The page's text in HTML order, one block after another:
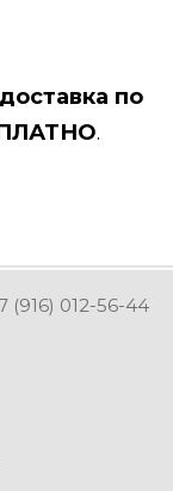
доставка по
.
(916) 012-56-44